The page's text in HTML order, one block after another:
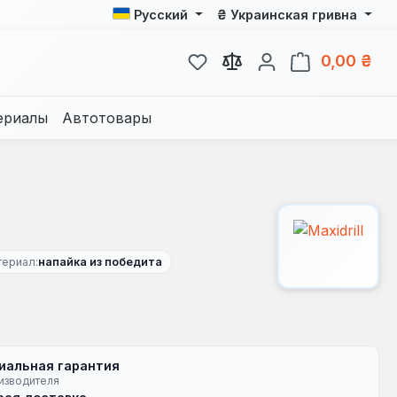
Русский ₴ Украинская гривна
У вас есть товары из
0,00 ₴
Автотовары
напайка из победита
гарантия